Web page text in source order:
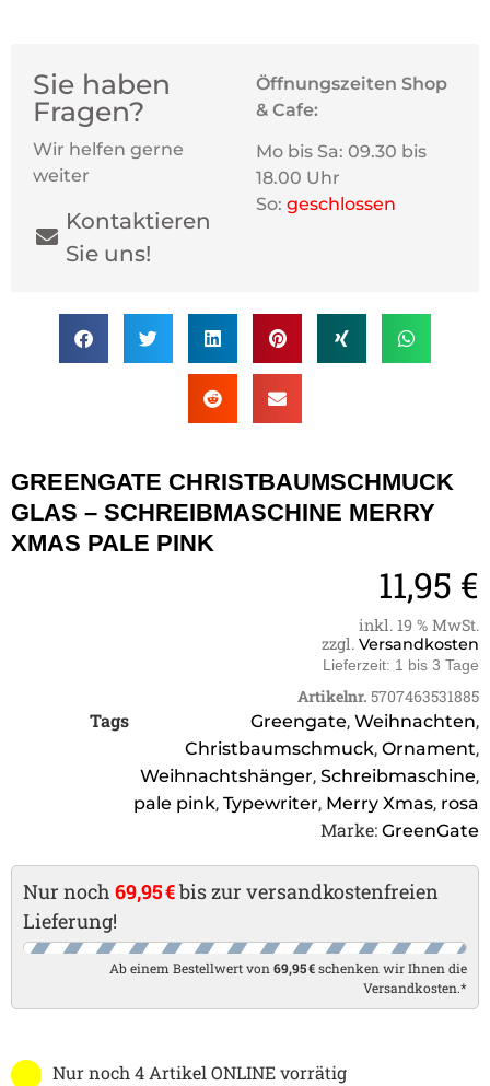
Sie haben
Fragen?
Wir helfen gerne
weiter
Kontaktieren
Sie uns!
Öffnungszeiten Shop
& Cafe:
Mo bis Sa: 09.30 bis
18.00 Uhr
So: geschlossen
GREENGATE CHRISTBAUMSCHMUCK
GLAS – SCHREIBMASCHINE MERRY
XMAS PALE PINK
11,95 €
inkl. 19 % MwSt.
zzgl. Versandkosten
Lieferzeit: 1 bis 3 Tage
Artikelnr. 5707463531885
Tags Greengate, Weihnachten,
Christbaumschmuck, Ornament,
Weihnachtshänger, Schreibmaschine,
pale pink, Typewriter, Merry Xmas, rosa
Marke: GreenGate
Nur noch 69,95 €bis zur versandkostenfreien
Lieferung!
Ab einem Bestellwert von 69,95 €schenken wir Ihnen die
Versandkosten.*
Nur noch 4 Artikel ONLINE vorrätig